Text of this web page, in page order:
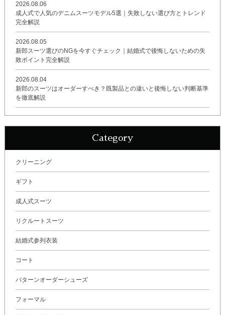
2026.08.06
成人式で人気のデニムスーツモデル5選｜失敗しない選び方とトレンド
完全解説
2026.08.05
新郎スーツ選びのNGを今すぐチェック｜結婚式で後悔しないための失
敗ポイント完全解説
2026.08.04
新郎のスーツはオーダーすべき？既製品との違いと後悔しない判断基準
を徹底解説
Category
クリーニング
ギフト
成人式スーツ
リクルートスーツ
結婚式参列衣装
コート
パターンオーダーシューズ
フォーマル